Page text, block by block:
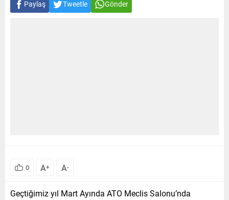
Paylaş Tweetle Gönder
0 A+ A-
Geçtiğimiz yıl Mart Ayında ATO Meclis Salonu’nda